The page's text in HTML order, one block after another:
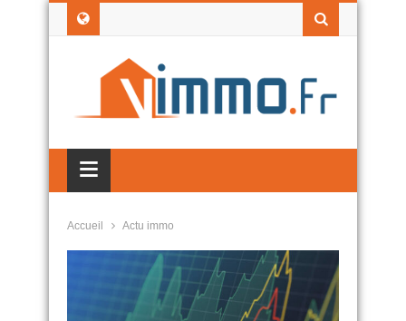
≡
Accueil Actu immo